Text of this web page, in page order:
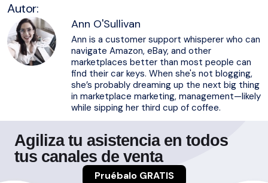
Autor:
Ann O'Sullivan
Ann is a customer support whisperer who can
navigate Amazon, eBay, and other
marketplaces better than most people can
find their car keys. When she's not blogging,
she’s probably dreaming up the next big thing
in marketplace marketing, management—likely
while sipping her third cup of coffee.
Agiliza tu asistencia en todos
tus canales de venta
Pruébalo GRATIS